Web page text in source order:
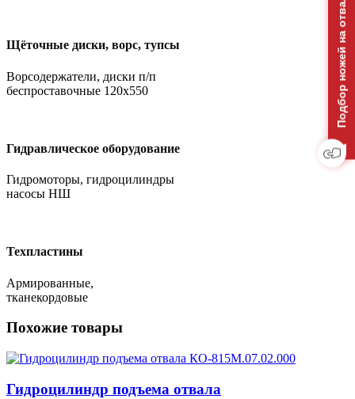
Щёточные диски, ворс, тупсы
Ворсодержатели, диски п/п
беспроставочные 120х550
Гидравлическое оборудование
Гидромоторы, гидроцилиндры
насосы НШ
Техпластины
Армированные,
тканекордовые
Похожие товары
Гидроцилиндр подъема отвала
Подбор ножей на отвал